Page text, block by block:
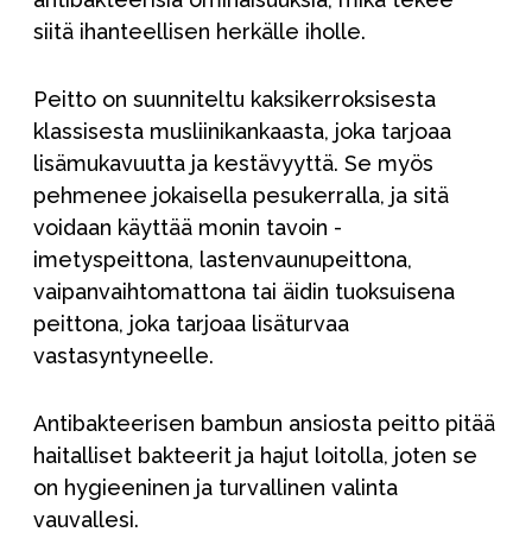
siitä ihanteellisen herkälle iholle.
Peitto on suunniteltu kaksikerroksisesta
klassisesta musliinikankaasta, joka tarjoaa
lisämukavuutta ja kestävyyttä. Se myös
pehmenee jokaisella pesukerralla, ja sitä
voidaan käyttää monin tavoin -
imetyspeittona, lastenvaunupeittona,
vaipanvaihtomattona tai äidin tuoksuisena
peittona, joka tarjoaa lisäturvaa
vastasyntyneelle.
Antibakteerisen bambun ansiosta peitto pitää
haitalliset bakteerit ja hajut loitolla, joten se
on hygieeninen ja turvallinen valinta
vauvallesi.